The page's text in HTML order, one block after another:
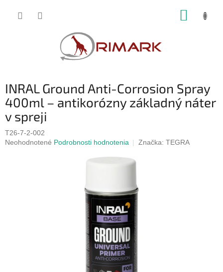
INRAL Ground Anti-Corrosion Spray
400ml – antikorózny základný náter
v spreji
T26-7-2-002
Priemerné
Neohodnotené Podrobnosti hodnotenia Značka: TEGRA